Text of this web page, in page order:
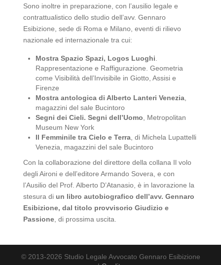
Sono inoltre in preparazione, con l’ausilio legale e
contrattualistico dello studio dell’avv. Gennaro
Esibizione, sede di Roma e Milano, eventi di rilievo
nazionale ed internazionale tra cui:
Mostra Spazio Spazi, Logos Luoghi
Rappresentazione e Raffigurazione. Geometria
come Visibilità dell’Invisibile in Giotto, Assisi e
Firenze
Mostra antologica di Alberto Lanteri Venezia,
magazzini del sale Bucintoro
Segni dei Cieli. Segni dell’Uomo , Metropolitan
Museum New York
Il Femminile tra Cielo e Terra, di Michela Lupattelli
Venezia, magazzini del sale Bucintoro
Con la collaborazione del direttore della collana Il volo
degli Aironi e dell’editore Armando Sovera, e con
l’Ausilio del Prof. Alberto D’Atanasio, è in lavorazione la
stesura di un libro autobiografico dell’avv. Gennaro
Esibizione, dal titolo provvisorio Giudizio e
Passione, di prossima uscita.
© 2013-2026 Studio Legale Avvocato Gennaro Esibizione